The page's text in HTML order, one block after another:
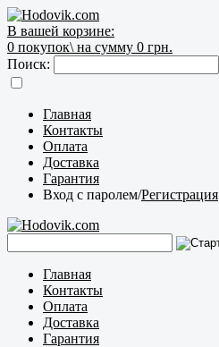
В вашей корзине:
0 покупок\ на сумму 0 грн.
Поиск:
Главная
Контакты
Оплата
Доставка
Гарантия
Вход с паролем/Регистрация
Главная
Контакты
Оплата
Доставка
Гарантия